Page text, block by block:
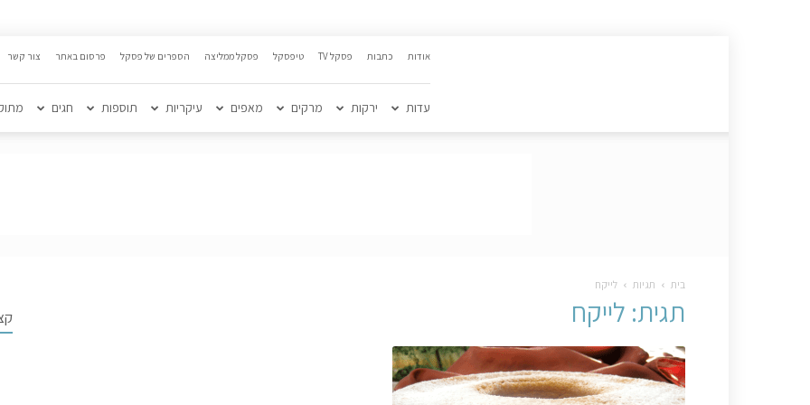
אודות כתבות פסקל TV טיפסקל פסקל ממליצה הספרים של פסקל פרסום באתר צור קשר
עדות ירקות מרקים מאפים עיקריות תוספות חגים
בית תגיות לייקח
תגית: לייקח